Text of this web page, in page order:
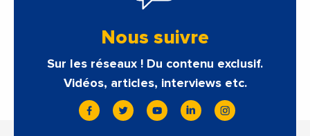
Nous suivre
Sur les réseaux ! Du contenu exclusif.
Vidéos, articles, interviews etc.